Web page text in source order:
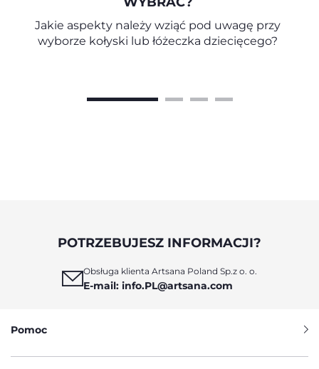
Jakie aspekty należy wziąć pod uwagę przy
wyborze kołyski lub łóżeczka dziecięcego?
POTRZEBUJESZ INFORMACJI?
Obsługa klienta Artsana Poland Sp.z o. o.
E-mail: info.PL@artsana.com
Pomoc